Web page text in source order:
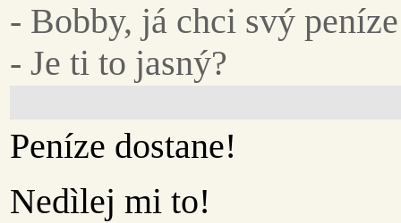
- Bobby, já chci svý
- Je ti to jasný?
Peníze dostane!
Nedìlej mi to!